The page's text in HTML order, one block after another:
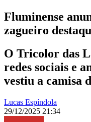
Fluminense
zagueiro
O Tricolor das
redes sociais e
vestiu a camisa
Lucas Espíndola
29/12/2025 21:34